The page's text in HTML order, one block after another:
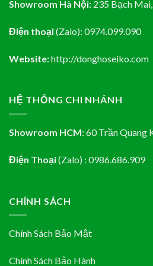
Showroom Hà Nội: 235 Bạch
Điện thoại(Zalo): 0974.099.090
Website:http://donghoseiko.com
HỆ THỐNG CHI NHÁNH
Showroom HCM: 60 Trần Quang
Điện Thoại(Zalo) : 0986.686.909
CHÍNH SÁCH
Chính Sách Bảo Mật
Chính Sách Bảo Hành